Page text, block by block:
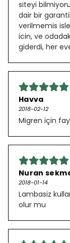
siteyi
dair bir
verilmemis
icin, ve
giderdi, her
Havva
2018-02-12
Migren için
Nuran
2018-01-14
Lambasiz
olur mu